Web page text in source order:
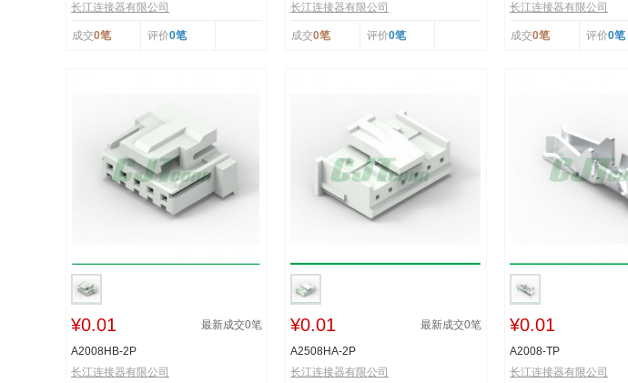
长江连接器有限公司
成交0笔 评价0笔
长江连接器有限公司
成交0笔 评价0笔
长江连接器有限公司
成交0笔 评价0笔
¥0.01 最新成交0笔
A2008HB-2P
长江连接器有限公司
¥0.01 最新成交0笔
A2508HA-2P
长江连接器有限公司
¥0.01
A2008-TP
长江连接器有限公司